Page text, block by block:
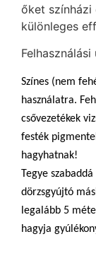
őket színházi
különleges
Felhasználási
Színes (nem
használatra.
csővezetékek
festék
hagyhatnak!
Tegye
dörzsgyújtó
legalább 5
hagyja